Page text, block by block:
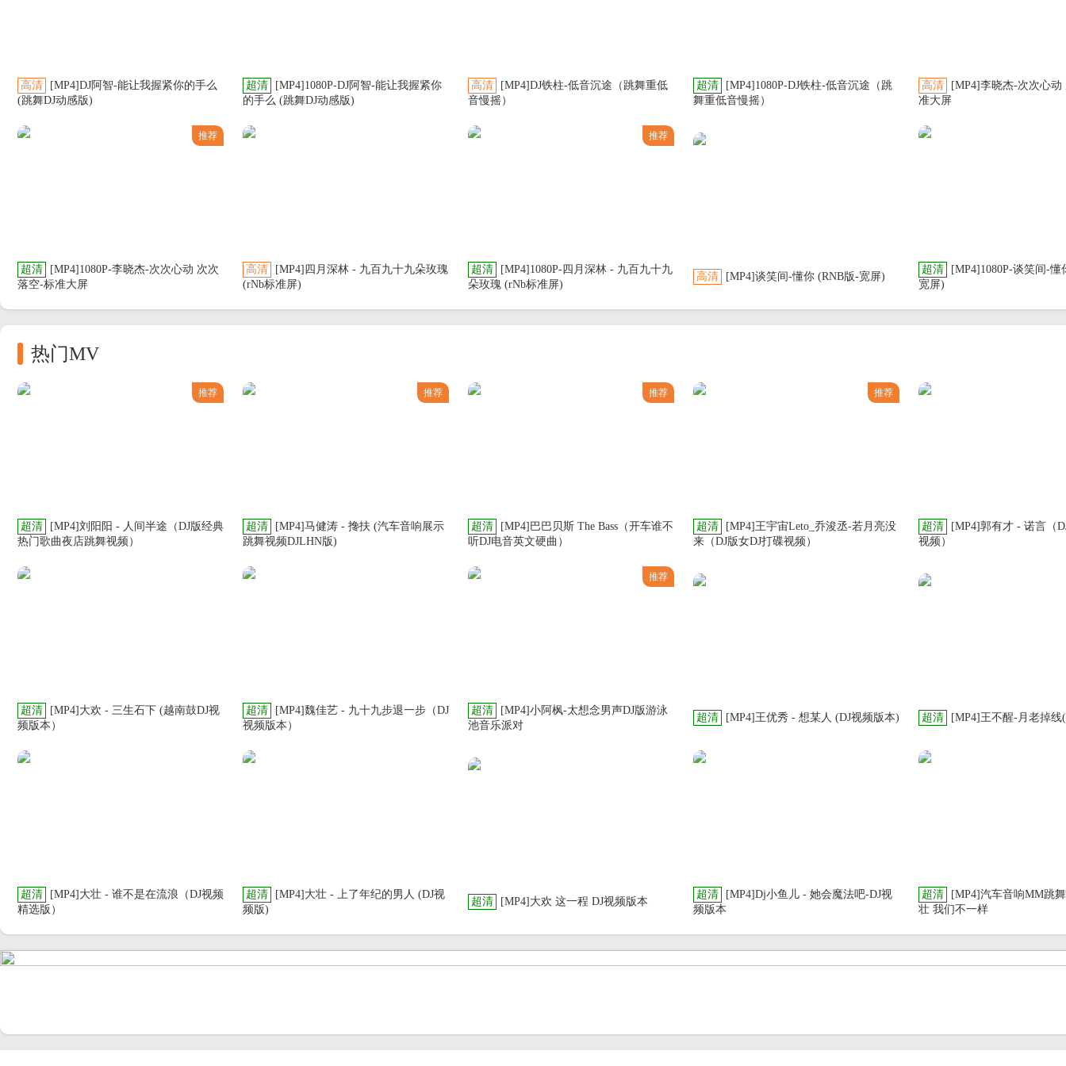
想想人生过半 不必幻想太多的期待
人生悲喜浮沉 不过一场尘埃
顺其自然 静待花落花开
高清
[MP4]DJ阿智-能让我握紧你的手么
(跳舞DJ动感版)
超清
[MP4]1080P-DJ阿智-能让我握紧你
的手么 (跳舞DJ动感版)
高清
[MP4]DJ铁柱-低音沉途（跳舞重低
音慢摇）
超清
[MP4]1080P-DJ铁柱-低音沉途（跳
舞重低音慢摇）
高清
[MP4]李晓杰-次次心动
准大屏
推荐
超清
[MP4]1080P-李晓杰-次次心动 次次
落空-标准大屏
高清
[MP4]四月深林 - 九百九十九朵玫瑰
(rNb标准屏)
推荐
超清
[MP4]1080P-四月深林 - 九百九十九
朵玫瑰 (rNb标准屏)
高清 [MP4]谈笑间-懂你 (RNB版-宽屏)
超清
[MP4]1080P-谈笑间-懂
宽屏)
热门MV
推荐
超清
[MP4]刘阳阳 - 人间半途（DJ版经典
热门歌曲夜店跳舞视频）
推荐
超清
[MP4]马健涛 - 搀扶 (汽车音响展示
跳舞视频DJLHN版)
推荐
超清
[MP4]巴巴贝斯 The Bass（开车谁不
听DJ电音英文硬曲）
推荐
超清
[MP4]王宇宙Leto_乔浚丞-若月亮没
来（DJ版女DJ打碟视频）
超清
[MP4]郭有才 - 诺言（
视频）
超清
[MP4]大欢 - 三生石下 (越南鼓DJ视
频版本）
超清
[MP4]魏佳艺 - 九十九步退一步（DJ
视频版本）
推荐
超清
[MP4]小阿枫-太想念男声DJ版游泳
池音乐派对
超清 [MP4]王优秀 - 想某人 (DJ视频版本) 超清 [MP4]王不醒-月老掉线
超清
[MP4]大壮 - 谁不是在流浪（DJ视频
精选版）
超清
[MP4]大壮 - 上了年纪的男人 (DJ视
频版)
超清 [MP4]大欢 这一程 DJ视频版本
超清
[MP4]Dj小鱼儿 - 她会魔法吧-DJ视
频版本
超清
[MP4]汽车音响MM跳
壮 我们不一样